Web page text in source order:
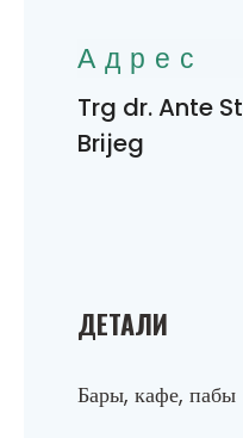
ДЕТАЛИ
Бары, кафе, пабы
Адрес
Trg dr. Ante
Brijeg